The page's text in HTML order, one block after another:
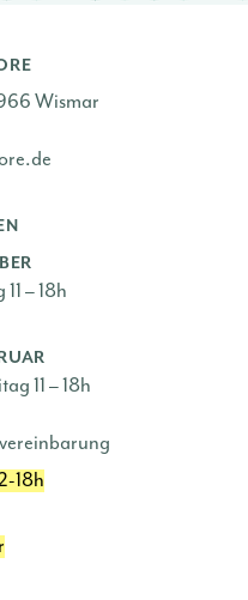
Wismar
– 18h
11 – 18h
18h